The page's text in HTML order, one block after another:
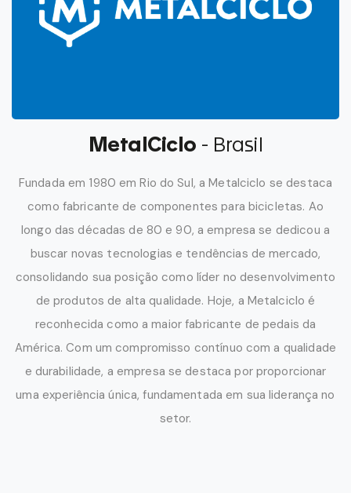
MetalCiclo - Brasil
Fundada em 1980 em Rio do Sul, a Metalciclo se destaca
como fabricante de componentes para bicicletas. Ao
longo das décadas de 80 e 90, a empresa se dedicou a
buscar novas tecnologias e tendências de mercado,
consolidando sua posição como líder no desenvolvimento
de produtos de alta qualidade. Hoje, a Metalciclo é
reconhecida como a maior fabricante de pedais da
América. Com um compromisso contínuo com a qualidade
e durabilidade, a empresa se destaca por proporcionar
uma experiência única, fundamentada em sua liderança no
setor.